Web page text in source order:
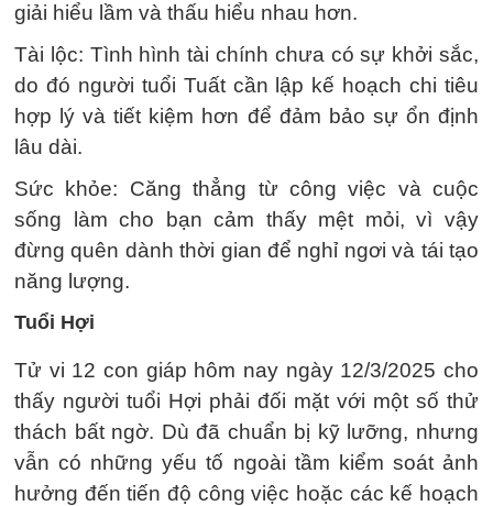
giải hiểu lầm và thấu hiểu nhau hơn.
Tài lộc: Tình hình tài chính chưa có sự khởi sắc,
do đó người tuổi Tuất cần lập kế hoạch chi tiêu
hợp lý và tiết kiệm hơn để đảm bảo sự ổn định
lâu dài.
Sức khỏe: Căng thẳng từ công việc và cuộc
sống làm cho bạn cảm thấy mệt mỏi, vì vậy
đừng quên dành thời gian để nghỉ ngơi và tái tạo
năng lượng.
Tuổi Hợi
Tử vi 12 con giáp hôm nay ngày 12/3/2025 cho
thấy người tuổi Hợi phải đối mặt với một số thử
thách bất ngờ. Dù đã chuẩn bị kỹ lưỡng, nhưng
vẫn có những yếu tố ngoài tầm kiểm soát ảnh
hưởng đến tiến độ công việc hoặc các kế hoạch